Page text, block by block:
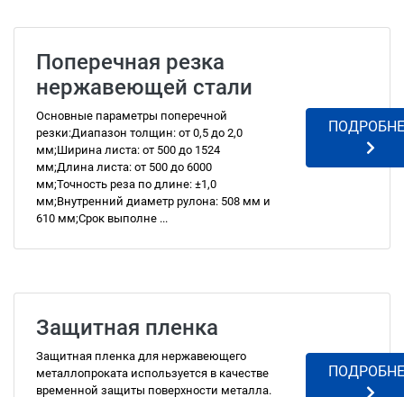
Поперечная резка
нержавеющей стали
Основные параметры поперечной
резки:Диапазон толщин: от 0,5 до 2,0
мм;Ширина листа: от 500 до 1524
мм;Длина листа: от 500 до 6000
мм;Точность реза по длине: ±1,0
мм;Внутренний диаметр рулона: 508 мм и
610 мм;Срок выполне ...
Защитная пленка
Защитная пленка для нержавеющего
металлопроката используется в качестве
временной защиты поверхности металла.